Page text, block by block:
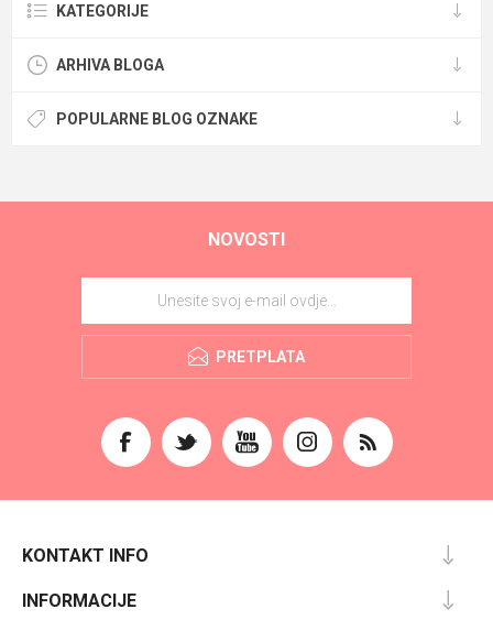
KATEGORIJE
ARHIVA BLOGA
POPULARNE BLOG OZNAKE
NOVOSTI
PRETPLATA
KONTAKT INFO
INFORMACIJE